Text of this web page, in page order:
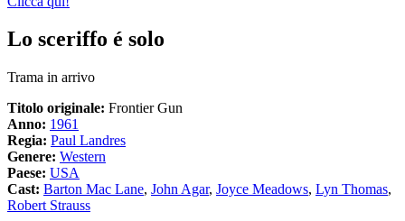
Lo sceriffo é solo
Trama in arrivo
Titolo originale: Frontier Gun
Anno: 1961
Regia: Paul Landres
Genere: Western
Paese: USA
Cast: Barton Mac Lane, John Agar, Joyce Meadows, Lyn Thomas,
Robert Strauss